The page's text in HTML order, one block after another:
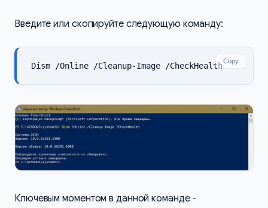
Введите или скопируйте следующую команду:
Dism /Online /Cleanup-Image /CheckHealthCopy
Ключевым моментом в данной команде -